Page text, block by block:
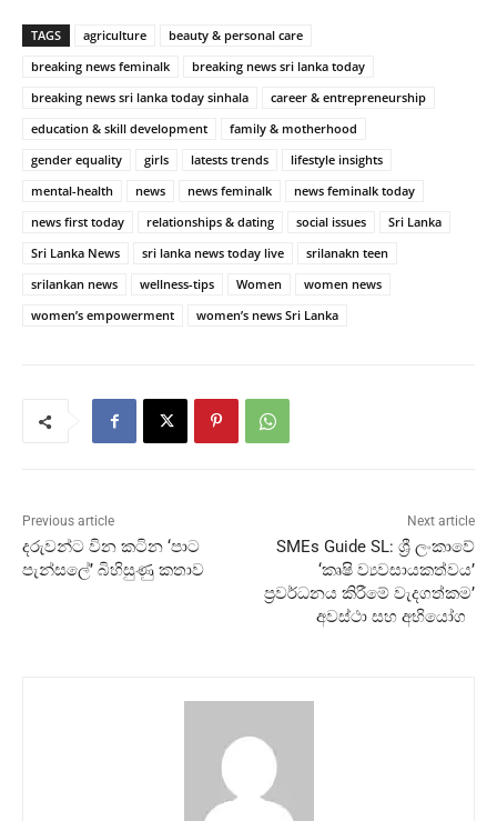
TAGS agriculture
beauty & personal care
breaking news feminalk
breaking news sri lanka today
breaking news sri lanka today sinhala
career & entrepreneurship
education & skill development
family & motherhood
gender equality
girls latests trends
lifestyle insights
mental-health
news news feminalk
news feminalk today
news first today
relationships & dating social issues
Sri Lanka
Sri Lanka News
sri lanka news today live
srilanakn teen
srilankan news
wellness-tips Women
women news
women’s empowerment
women’s news Sri Lanka
Previous article
දරු­වන්ට වින කටින ‘පාට
පැන්සලේ’ බිහිසුණු කතාව
Next article
SMEs Guide SL: ශ්‍රී ලංකාවේ
‘කෘෂි ව්‍යවසායකත්වය’
ප්‍රවර්ධනය කිරීමේ වැදගත්කම’
අවස්ථා සහ අභියෝග